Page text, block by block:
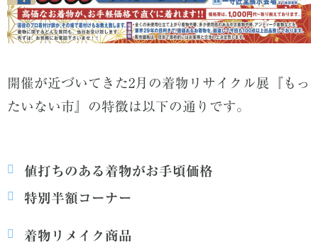
開催が近づいてきた2月の着物リサイクル展『もっ
たいない市』の特徴は以下の通りです。
値打ちのある着物がお手頃価格
特別半額コーナー
着物リメイク商品